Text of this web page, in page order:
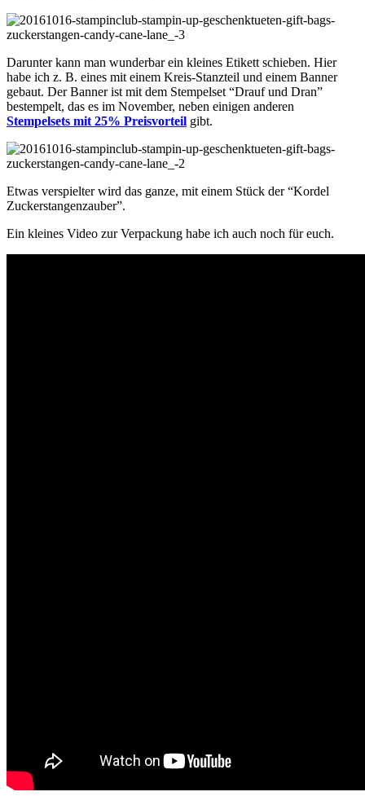
Darunter kann man wunderbar ein kleines Etikett schieben. Hier
habe ich z. B. eines mit einem Kreis-Stanzteil und einem Banner
gebaut. Der Banner ist mit dem Stempelset “Drauf und Dran”
bestempelt, das es im November, neben einigen anderen
Stempelsets mit 25% Preisvorteil gibt.
Etwas verspielter wird das ganze, mit einem Stück der “Kordel
Zuckerstangenzauber”.
Ein kleines Video zur Verpackung habe ich auch noch für euch.